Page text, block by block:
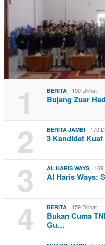
1 BERITA 190 Dilihat
Bujang Zuar
2 BERITA JAMBI 170
3 Kandidat
3 AL HARIS WAYS 169
Al Haris Ways:
4 BERITA 159 Dilihat
Bukan Cuma
Gu…